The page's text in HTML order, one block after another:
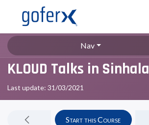
Nav
KLOUD Talks in Sinhala
Last update: 31/03/2021
Start this Course